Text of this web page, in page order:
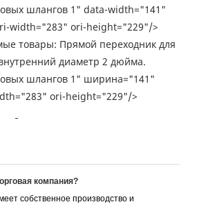
шлангов 1" data-width="141"
width="283" ori-height="229"/>
шлангов 1" ширина="141"
ori-height="229"/>
компания?
собственное производство и